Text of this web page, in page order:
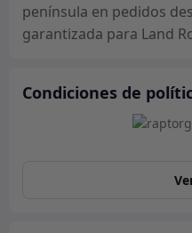
península en pedidos
garantizada para Land
Condiciones de